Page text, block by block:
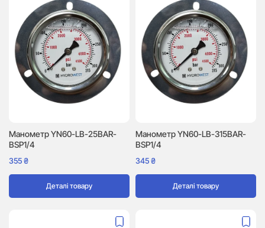
Манометр YN60-LB-25BAR-
BSP1/4
355₴
Деталі товару
Манометр YN60-LB-315BAR-
BSP1/4
345₴
Деталі товару